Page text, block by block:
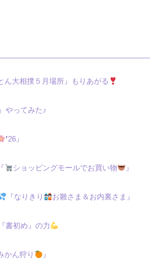
ん大相撲５月場所』もりあがる
』やってみた♪
❜26』
ショッピングモールでお買い物 』
『なりきり お雛さま＆お内裏さま』
書初め』の力
かん狩り 』